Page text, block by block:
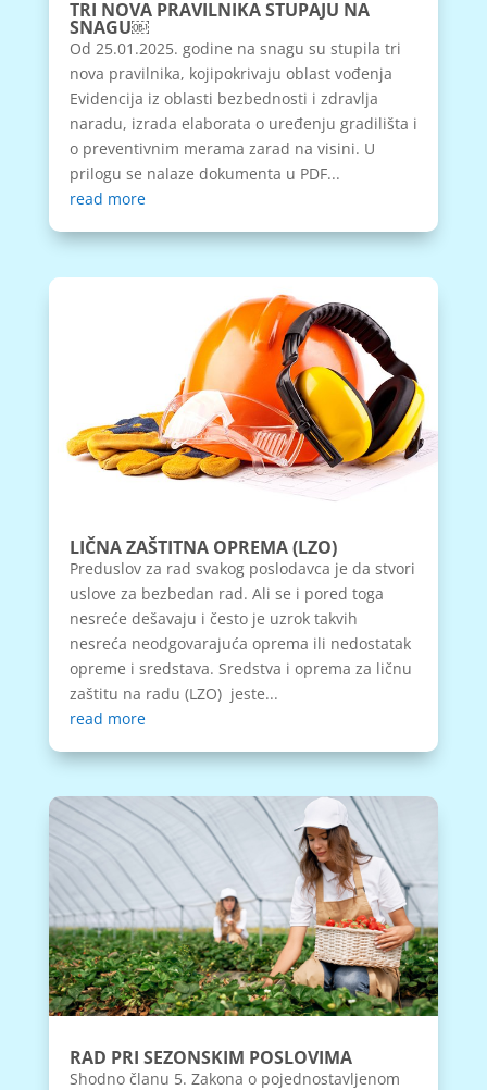
TRI NOVA PRAVILNIKA STUPAJU NA
SNAGU￼
Od 25.01.2025. godine na snagu su stupila tri
nova pravilnika, kojipokrivaju oblast vođenja
Evidencija iz oblasti bezbednosti i zdravlja
naradu, izrada elaborata o uređenju gradilišta i
o preventivnim merama zarad na visini. U
prilogu se nalaze dokumenta u PDF...
read more
LIČNA ZAŠTITNA OPREMA (LZO)
Preduslov za rad svakog poslodavca je da stvori
uslove za bezbedan rad. Ali se i pored toga
nesreće dešavaju i često je uzrok takvih
nesreća neodgovarajuća oprema ili nedostatak
opreme i sredstava. Sredstva i oprema za ličnu
zaštitu na radu (LZO) jeste...
read more
RAD PRI SEZONSKIM POSLOVIMA
Shodno članu 5. Zakona o pojednostavljenom